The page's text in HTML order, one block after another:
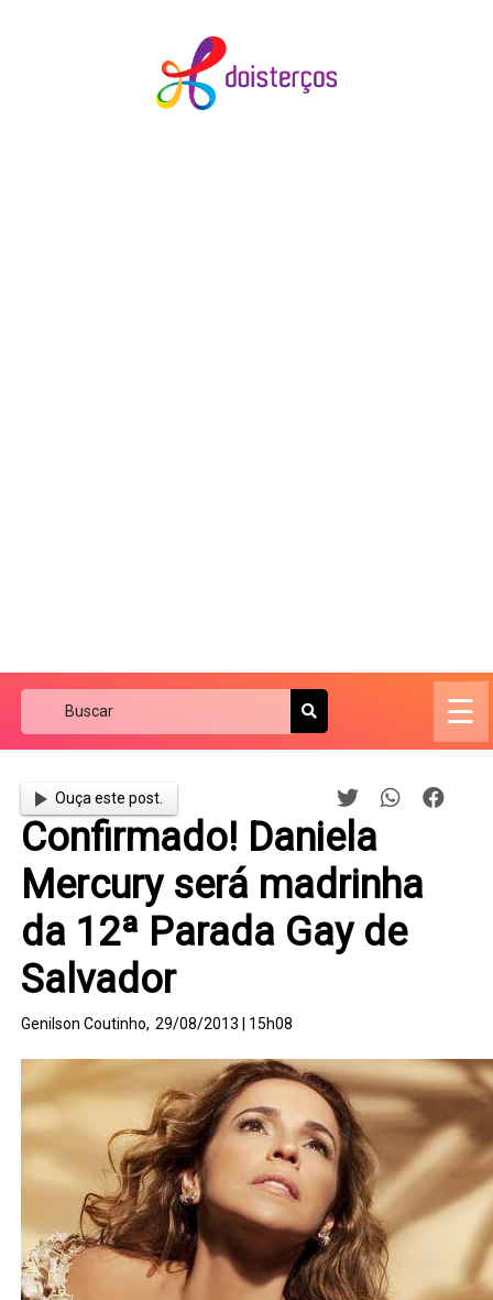
☰
Ouça este post.
Confirmado! Daniela
Mercury será madrinha
da 12ª Parada Gay de
Salvador
Genilson Coutinho, 29/08/2013 | 15h08